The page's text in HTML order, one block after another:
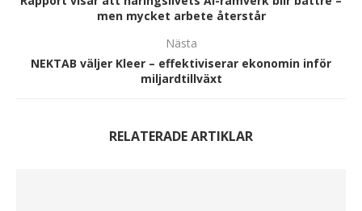
men mycket arbete återstår
Nästa
NEKTAB väljer Kleer – effektiviserar ekonomin inför
miljardtillväxt
RELATERADE ARTIKLAR